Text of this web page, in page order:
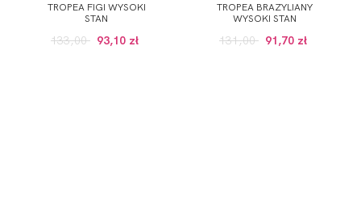
TROPEA FIGI WYSOKI
STAN
133,00 93,10 zł
TROPEA BRAZYLIANY
WYSOKI STAN
131,00 91,70 zł